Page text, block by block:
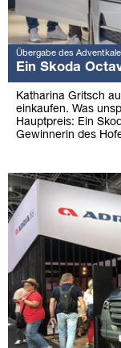
Übergabe des
Ein Skoda
Katharina Gritsch
einkaufen. Was
Hauptpreis: Ein
Gewinnerin des